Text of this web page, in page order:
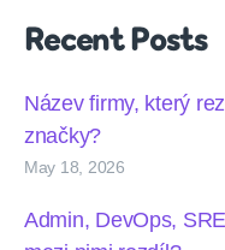
Recent Posts
Název firmy, který
značky?
May 18, 2026
Admin, DevOps,